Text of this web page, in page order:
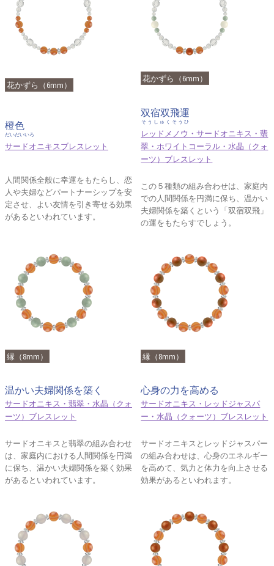
花かずら（6mm）
橙色
だいだいいろ
サードオニキスブレスレット
人間関係全般に幸運をもたらし、恋
人や夫婦などパートナーシップを安
定させ、よい友情を引き寄せる効果
があるといわれています。
花かずら（6mm）
双宿双飛運
そうしゅくそうひ
レッドメノウ・サードオニキス・翡
翠・ホワイトコーラル・水晶（クォ
ーツ）ブレスレット
この５種類の組み合わせは、家庭内
での人間関係を円満に保ち、温かい
夫婦関係を築くという「双宿双飛」
の運をもたらすでしょう。
縁（8mm）
温かい夫婦関係を築く
サードオニキス・翡翠・水晶（クォ
ーツ）ブレスレット
サードオニキスと翡翠の組み合わせ
は、家庭内における人間関係を円満
に保ち、温かい夫婦関係を築く効果
があるといわれています。
縁（8mm）
心身の力を高める
サードオニキス・レッドジャスパ
ー・水晶（クォーツ）ブレスレット
サードオニキスとレッドジャスパー
の組み合わせは、心身のエネルギー
を高めて、気力と体力を向上させる
効果があるといわれます。